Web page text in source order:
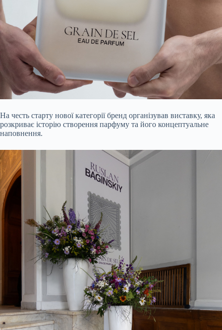
На честь старту нової категорії бренд організував виставку, яка
розкриває історію створення парфуму та його концептуальне
наповнення.